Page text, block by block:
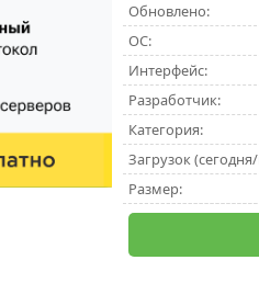
Обновлено:
ОС:
Интерфейс:
Разработчик:
Категория:
Загрузок
Размер: